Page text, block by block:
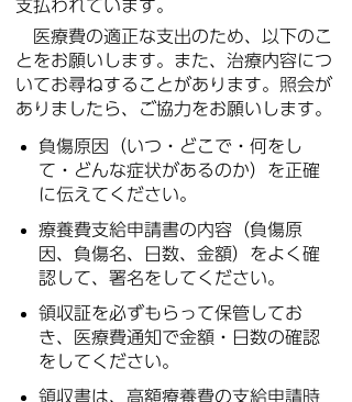
支払われています。
医療費の適正な支出のため、以下のこ
とをお願いします。また、治療内容につ
いてお尋ねすることがあります。照会が
ありましたら、ご協力をお願いします。
負傷原因（いつ・どこで・何をし
て・どんな症状があるのか）を正確
に伝えてください。
療養費支給申請書の内容（負傷原
因、負傷名、日数、金額）をよく確
認して、署名をしてください。
領収証を必ずもらって保管してお
き、医療費通知で金額・日数の確認
をしてください。
領収書は、高額療養費の支給申請時